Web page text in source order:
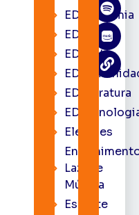
EDacademia
EDbrasília
EDcast
EDliteratura
Eleições
Lazer e
Música
Esporte